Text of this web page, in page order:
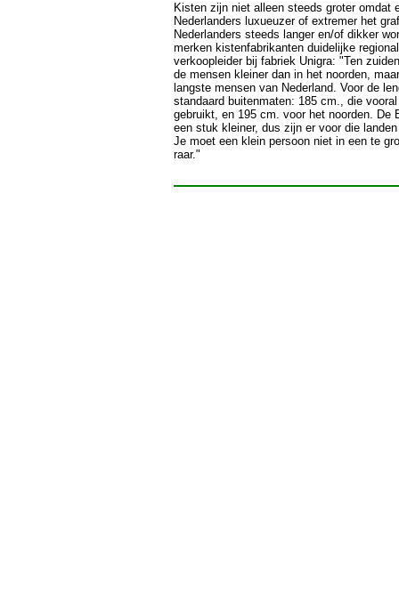
Kisten zijn niet alleen steeds groter omdat
Nederlanders luxueuzer of extremer het
Nederlanders steeds langer en/of dikker
merken kistenfabrikanten duidelijke
verkoopleider bij fabriek Unigra: "Ten
de mensen kleiner dan in het noorden,
langste mensen van Nederland. Voor de
standaard buitenmaten: 185 cm., die
gebruikt, en 195 cm. voor het noorden. De
een stuk kleiner, dus zijn er voor die
Je moet een klein persoon niet in een te
raar."